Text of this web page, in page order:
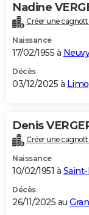
Nadine
Créer une
Naissance
17/02/1955 à
Décès
03/12/2025 à
Denis
Créer une
Naissance
10/02/1951 à
Décès
26/11/2025 au